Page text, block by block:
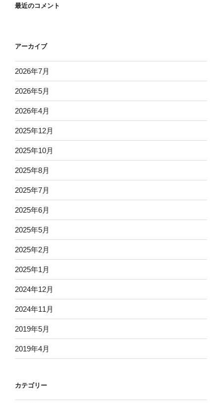
最近のコメント
アーカイブ
2026年7月
2026年5月
2026年4月
2025年12月
2025年10月
2025年8月
2025年7月
2025年6月
2025年5月
2025年2月
2025年1月
2024年12月
2024年11月
2019年5月
2019年4月
カテゴリー